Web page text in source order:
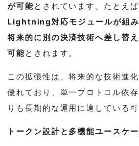
が可能とされています。たとえば
Lightning対応モジュールが組み
将来的に別の決済技術へ差し替
可能とされます。
この拡張性は、将来的な技術進
優れており、単一プロトコル依
りも長期的な運用に適している
トークン設計と多機能ユースケ